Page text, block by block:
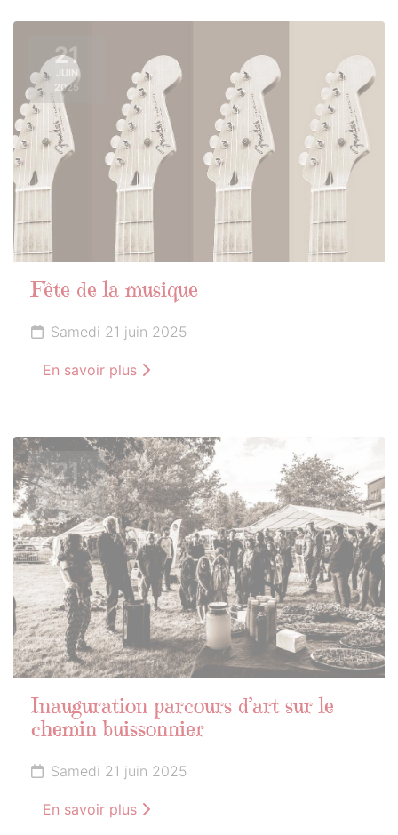
21
JUIN
2025
Fête de la musique
Samedi 21 juin 2025
En savoir plus
21
JUIN
2025
Inauguration parcours d’art sur le
chemin buissonnier
Samedi 21 juin 2025
En savoir plus